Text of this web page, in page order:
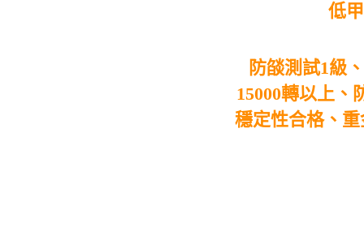
低
防燄測試1級
15000轉以上、
穩定性合格、